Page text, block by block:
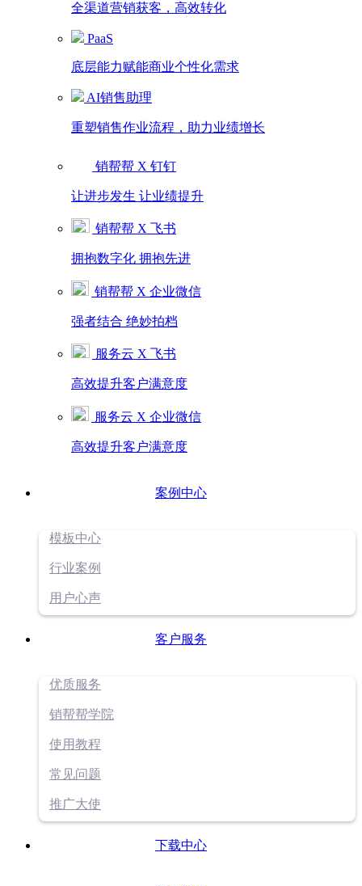
全渠道营销获客，高效转化
PaaS
底层能力赋能商业个性化需求
AI销售助理
重塑销售作业流程，助力业绩增长
销帮帮 X 钉钉
让进步发生 让业绩提升
销帮帮 X 飞书
拥抱数字化 拥抱先进
销帮帮 X 企业微信
强者结合 绝妙拍档
服务云 X 飞书
高效提升客户满意度
服务云 X 企业微信
高效提升客户满意度
案例中心
模板中心
行业案例
用户心声
客户服务
优质服务
销帮帮学院
使用教程
常见问题
推广大使
下载中心